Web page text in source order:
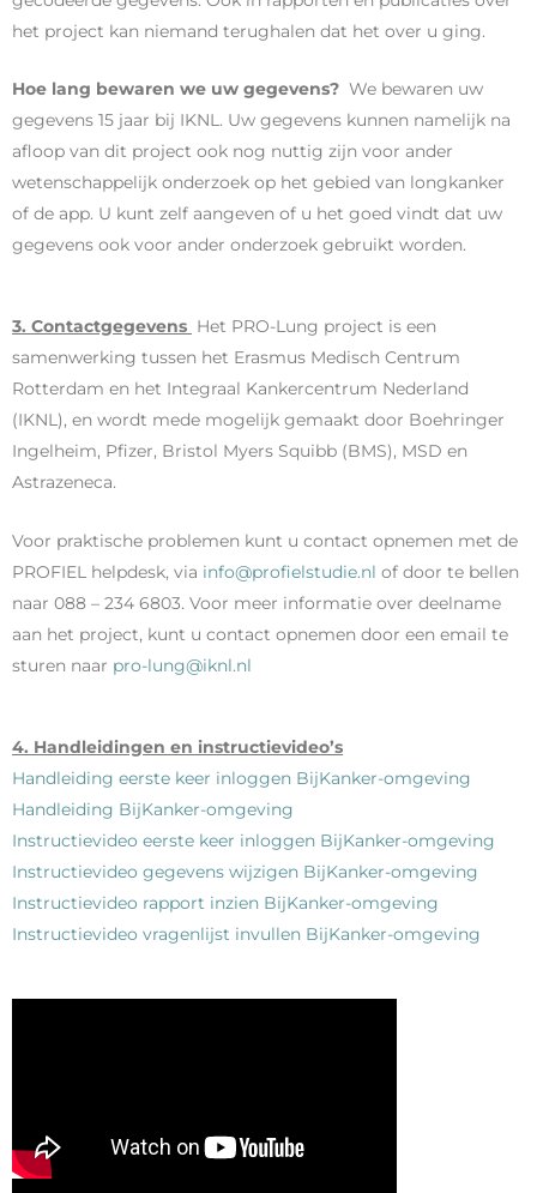
het project kan niemand terughalen dat het over u ging.
Hoe lang bewaren we uw gegevens? We bewaren uw
gegevens 15 jaar bij IKNL. Uw gegevens kunnen namelijk na
afloop van dit project ook nog nuttig zijn voor ander
wetenschappelijk onderzoek op het gebied van longkanker
of de app. U kunt zelf aangeven of u het goed vindt dat uw
gegevens ook voor ander onderzoek gebruikt worden.
3. Contactgegevens Het PRO-Lung project is een
samenwerking tussen het Erasmus Medisch Centrum
Rotterdam en het Integraal Kankercentrum Nederland
(IKNL), en wordt mede mogelijk gemaakt door Boehringer
Ingelheim, Pfizer, Bristol Myers Squibb (BMS), MSD en
Astrazeneca.
Voor praktische problemen kunt u contact opnemen met de
PROFIEL helpdesk, via info@profielstudie.nl of door te bellen
naar 088 – 234 6803. Voor meer informatie over deelname
aan het project, kunt u contact opnemen door een email te
sturen naar pro-lung@iknl.nl
4. Handleidingen en instructievideo’s
Handleiding eerste keer inloggen BijKanker-omgeving
Handleiding BijKanker-omgeving
Instructievideo eerste keer inloggen BijKanker-omgeving
Instructievideo gegevens wijzigen BijKanker-omgeving
Instructievideo rapport inzien BijKanker-omgeving
Instructievideo vragenlijst invullen BijKanker-omgeving